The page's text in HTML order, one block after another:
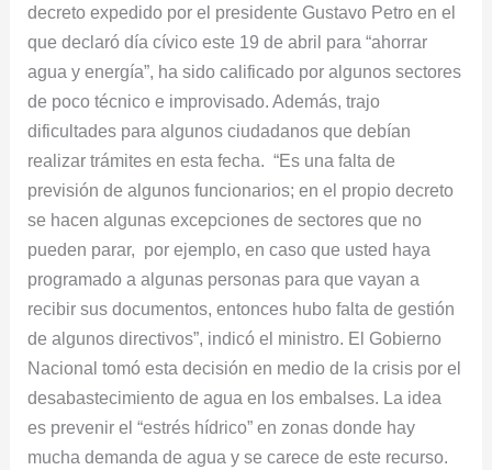
decreto expedido por el presidente Gustavo Petro en el
que declaró día cívico este 19 de abril para “ahorrar
agua y energía”, ha sido calificado por algunos sectores
de poco técnico e improvisado. Además, trajo
dificultades para algunos ciudadanos que debían
realizar trámites en esta fecha. “Es una falta de
previsión de algunos funcionarios; en el propio decreto
se hacen algunas excepciones de sectores que no
pueden parar, por ejemplo, en caso que usted haya
programado a algunas personas para que vayan a
recibir sus documentos, entonces hubo falta de gestión
de algunos directivos”, indicó el ministro. El Gobierno
Nacional tomó esta decisión en medio de la crisis por el
desabastecimiento de agua en los embalses. La idea
es prevenir el “estrés hídrico” en zonas donde hay
mucha demanda de agua y se carece de este recurso.